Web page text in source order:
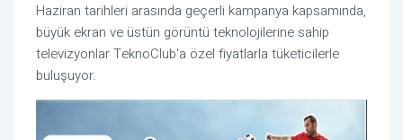
Haziran tarihleri arasında geçerli kampanya kapsamında,
büyük ekran ve üstün görüntü teknolojilerine sahip
televizyonlar TeknoClub'a özel fiyatlarla tüketicilerle
buluşuyor.